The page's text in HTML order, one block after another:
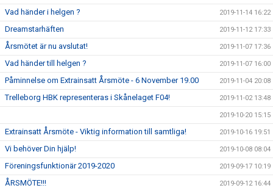
Vad händer i helgen ? 2019-11-14 16:22
Dreamstarhäften 2019-11-12 17:33
Årsmötet är nu avslutat! 2019-11-07 17:36
Vad händer till helgen ? 2019-11-07 16:00
Påminnelse om Extrainsatt Årsmöte - 6 November 19.00 2019-11-04 20:08
Trelleborg HBK representeras i Skånelaget F04! 2019-11-02 13:48
2019-10-20 15:15
Extrainsatt Årsmöte - Viktig information till samtliga! 2019-10-16 19:51
Vi behöver Din hjälp! 2019-10-08 08:04
Föreningsfunktionär 2019-2020 2019-09-17 10:19
ÅRSMÖTE!!! 2019-09-12 16:44